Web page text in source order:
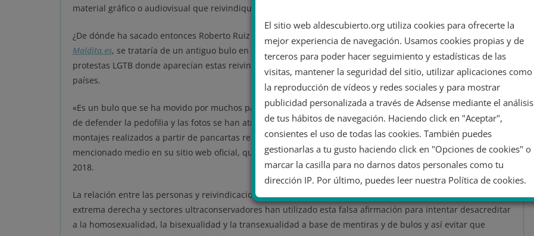
material gráfico o audiovisual que reivindique las relaciones sexuales con menores de edad.
¿De dónde ha sacado entonces Roberto Ruiz Paisán esta afirmación? Pues bien, según lo desvelado por
Maldita.es, se trataría de un antiguo bulo en el cual se difundieron montajes de imágenes relacionadas con
protestas LGTB donde aparecían estas reivindicaciones y que llevan años difundiéndose por diferentes
países.
«Es un bulo que se ha movido por muchos países enun intento de atacar a la comunidad LGTBIacusándola
de defender la pedofilia y las fotos se han atribuido a diferentes movilizaciones. Sin embargo, se trata de
montajes realizados a partir de pancartas reales de la marcha por la diversidad en Costa Rica», aclara el
mencionado medio en su sitio web oficial, que además ha indicado que se trata de un bulo desmentido ya en
2018.
La relación entre las personas y reivindicaciones LGTB y la pedofilia y la pederastia no son nuevas. La
extrema derecha y sectores ultraconservadores han utilizado esta falsa afirmación para intentar desacreditar
a la homosexualidad, la bisexualidad y la transexualidad a base de mentiras y de bulos y así evitar que
El sitio web aldescubierto.org utiliza cookies para ofrecerte la
mejor experiencia de navegación. Usamos cookies propias y de
terceros para poder hacer seguimiento y estadísticas de las
visitas, mantener la seguridad del sitio, utilizar aplicaciones como
la reproducción de vídeos y redes sociales y para mostrar
publicidad personalizada a través de Adsense mediante el análisis
de tus hábitos de navegación. Haciendo click en "Aceptar",
consientes el uso de todas las cookies. También puedes
gestionarlas a tu gusto haciendo click en "Opciones de cookies" o
marcar la casilla para no darnos datos personales como tu
dirección IP. Por último, puedes leer nuestra Política de cookies.
No dar mi información personal